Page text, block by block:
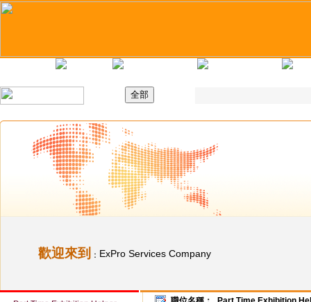
歡迎來到 ： ExPro Services Company